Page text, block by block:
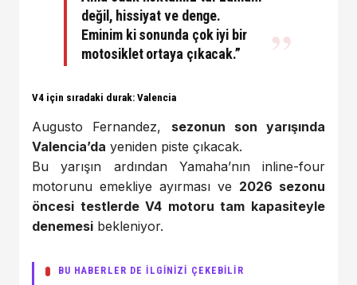
değil, hissiyat ve denge.
Eminim ki sonunda çok iyi bir
motosikletortaya çıkacak.”
V4 için sıradaki durak: Valencia
Augusto Fernandez, sezonun son yarışında
Valencia’da yeniden piste çıkacak.
Bu yarışın ardından Yamaha’nın inline-four
motorunu emekliye ayırması ve 2026 sezonu
öncesi testlerde V4 motoru tam kapasiteyle
denemesi bekleniyor.
BU HABERLER DE İLGİNİZİ ÇEKEBİLİR